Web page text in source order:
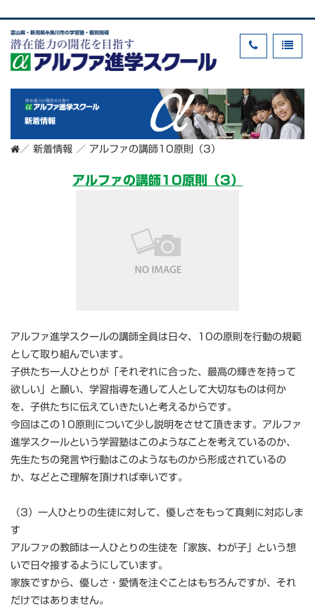
富山県・新潟県糸魚川市の学習塾・個別指導
新着情報
／ 新着情報 ／ アルファの講師10原則（3）
アルファの講師10原則（3）
アルファ進学スクールの講師全員は日々、 10の原則 を行動の規範
として取り組んでいます。
子供たち一人ひとりが「それぞれに合った、最高の輝きを持って
欲しい」と願い、学習指導を通して人として大切なものは何か
を、子供たちに伝えていきたいと考えるからです。
今回はこの 10原則 について少し説明をさせて頂きます。アルファ
進学スクールという学習塾はこのようなことを考えているのか、
先生たちの発言や行動はこのようなものから形成されているの
か、などとご理解を頂ければ幸いです。
（3）一人ひとりの生徒に対して、優しさをもって真剣に対応しま
す
アルファの教師は一人ひとりの生徒を「家族、わが子」という想
いで日々接するようにしています。
家族ですから、優しさ・愛情を注ぐことはもちろんですが、それ
だけではありません。